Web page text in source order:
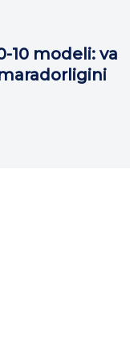
10 modeli: va